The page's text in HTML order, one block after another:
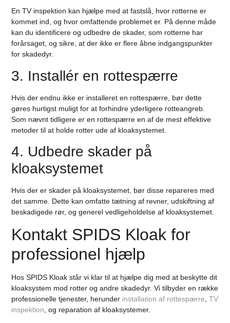
En TV inspektion kan hjælpe med at fastslå, hvor rotterne er
kommet ind, og hvor omfattende problemet er. På denne måde
kan du identificere og udbedre de skader, som rotterne har
forårsaget, og sikre, at der ikke er flere åbne indgangspunkter
for skadedyr.
3. Installér en rottespærre
Hvis der endnu ikke er installeret en rottespærre, bør dette
gøres hurtigst muligt for at forhindre yderligere rotteangreb.
Som nævnt tidligere er en rottespærre en af de mest effektive
metoder til at holde rotter ude af kloaksystemet.
4. Udbedre skader på
kloaksystemet
Hvis der er skader på kloaksystemet, bør disse repareres med
det samme. Dette kan omfatte tætning af revner, udskiftning af
beskadigede rør, og generel vedligeholdelse af kloaksystemet.
Kontakt SPIDS Kloak for
professionel hjælp
Hos SPIDS Kloak står vi klar til at hjælpe dig med at beskytte dit
kloaksystem mod rotter og andre skadedyr. Vi tilbyder en række
professionelle tjenester, herunder installation af rottespærre,TV
inspektion, og reparation af kloaksystemer.